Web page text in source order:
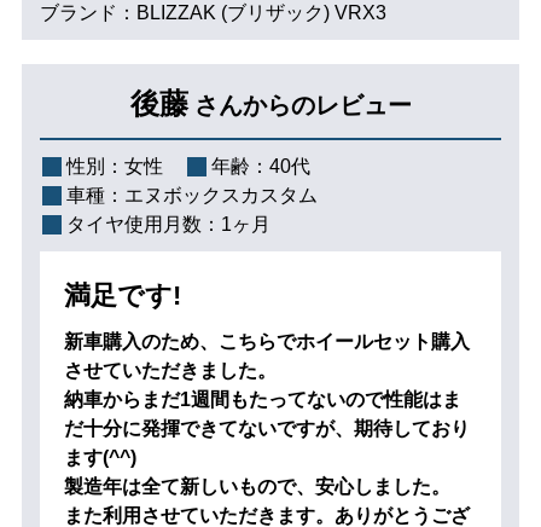
ブランド：BLIZZAK (ブリザック) VRX3
後藤 さんからのレビュー
性別： 女性 年齢： 40代
車種： エヌボックスカスタム
タイヤ使用月数： 1ヶ月
満足です!
新車購入のため、こちらでホイールセット購入
させていただきました。
納車からまだ1週間もたってないので性能はま
だ十分に発揮できてないですが、期待しており
ます(^^)
製造年は全て新しいもので、安心しました。
また利用させていただきます。ありがとうござ